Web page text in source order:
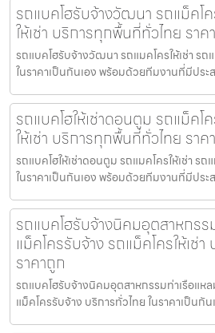
รถแบคโฮรับจ้างวัฒนา รถแม็คโ
ให้เช่า บริการทุกพื้นที่ทั่วไทย ราค
รถแบคโฮรับจ้างวัฒนา รถแมคโครให้เช่า รถ
ในราคาเป็นกันเอง พร้อมด้วยทีมงานที่มีประ
รถแบคโฮให้เช่าดอนตูม รถแม็คโ
ให้เช่า บริการทุกพื้นที่ทั่วไทย ราค
รถแบคโฮให้เช่าดอนตูม รถแมคโครให้เช่า ร
ในราคาเป็นกันเอง พร้อมด้วยทีมงานที่มีประ
รถแบคโฮรับจ้างนิคมอุตสาหกร
แม็คโครรับจ้าง รถแม็คโครให้เช่
ราคาถูก
รถแบคโฮรับจ้างนิคมอุตสาหกรรมท่าเรือแหล
แม็คโครรับจ้าง บริการทั่วไทย ในราคาเป็นกั